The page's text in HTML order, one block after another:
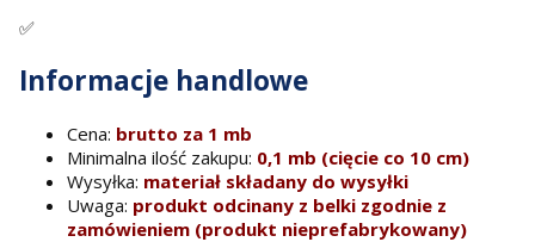
✅
Informacje handlowe
Cena: brutto za 1 mb
Minimalna ilość zakupu: 0,1 mb (cięcie co 10 cm)
Wysyłka: materiał składany do wysyłki
Uwaga: produkt odcinany z belki zgodnie z
zamówieniem (produkt nieprefabrykowany)